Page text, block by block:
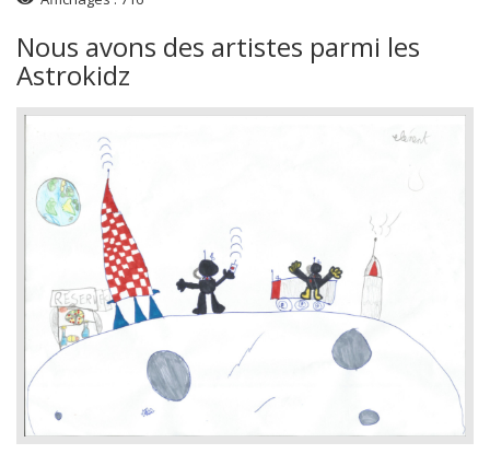
Nous avons des artistes parmi les
Astrokidz